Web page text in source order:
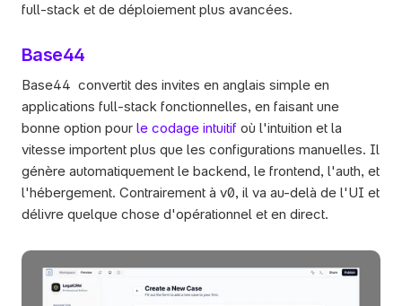
full-stack et de déploiement plus avancées.
Base44
Base44 convertit des invites en anglais simple en
applications full-stack fonctionnelles, en faisant une
bonne option pour le codage intuitif où l'intuition et la
vitesse importent plus que les configurations manuelles. Il
génère automatiquement le backend, le frontend, l'auth, et
l'hébergement. Contrairement à v0, il va au-delà de l'UI et
délivre quelque chose d'opérationnel et en direct.